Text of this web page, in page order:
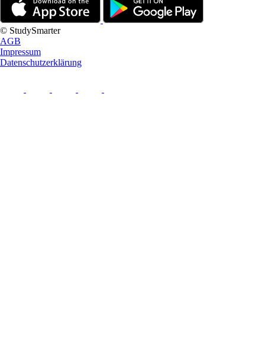
© StudySmarter
AGB
Impressum
Datenschutzerklärung